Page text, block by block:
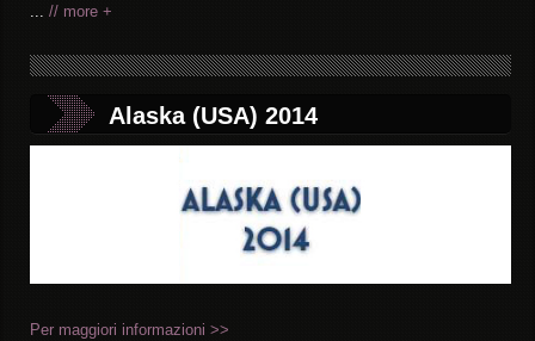
... // more +
Alaska (USA) 2014
Per maggiori informazioni >>